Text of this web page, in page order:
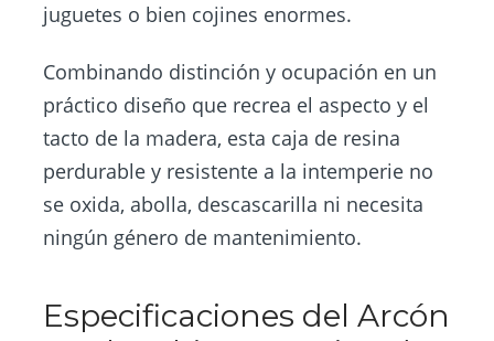
juguetes o bien cojines enormes.
Combinando distinción y ocupación en un
práctico diseño que recrea el aspecto y el
tacto de la madera, esta caja de resina
perdurable y resistente a la intemperie no
se oxida, abolla, descascarilla ni necesita
ningún género de mantenimiento.
Especificaciones del Arcón